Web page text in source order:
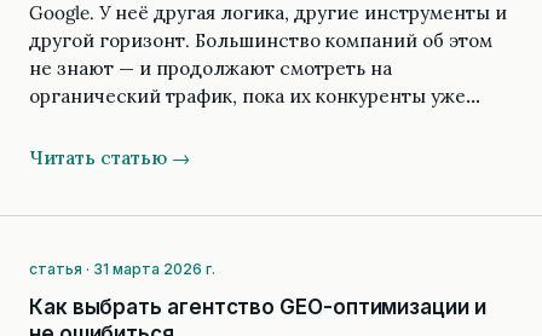
Google. У неё другая логика, другие инструменты и
другой горизонт. Большинство компаний об этом
не знают — и продолжают смотреть на
органический трафик, пока их конкуренты уже…
Читать статью →
статья · 31 марта 2026 г.
Как выбрать агентство GEO-оптимизации и